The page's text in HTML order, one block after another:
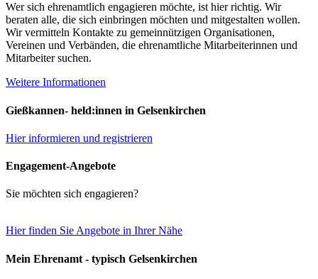
Wer sich ehrenamtlich engagieren möchte, ist hier richtig. Wir
beraten alle, die sich einbringen möchten und mitgestalten wollen.
Wir vermitteln Kontakte zu gemeinnützigen Organisationen,
Vereinen und Verbänden, die ehrenamtliche Mitarbeiterinnen und
Mitarbeiter suchen.
Weitere Informationen
Gießkannen- held:innen in Gelsenkirchen
Hier informieren und registrieren
Engagement-Angebote
Sie möchten sich engagieren?
Hier finden Sie Angebote in Ihrer Nähe
Mein Ehrenamt - typisch Gelsenkirchen